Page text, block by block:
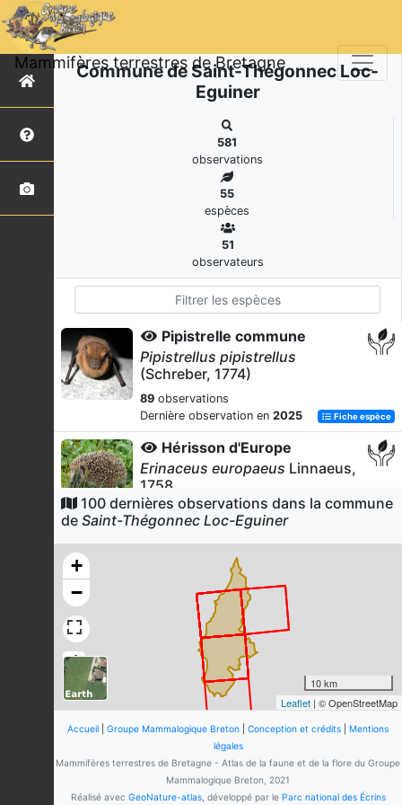
Mammifères terrestres de Bretagne
Commune de Saint-Thégonnec Loc-
Eguiner
581
observations
55
espèces
51
observateurs
Pipistrelle commune
Pipistrellus pipistrellus
(Schreber, 1774)
89 observations
Dernière observation en 2025 Fiche espèce
Hérisson d'Europe
Erinaceus europaeus Linnaeus,
1758
36observations
Dernière observation en2026
Loutre d'Europe
(Linnaeus, 1758)
observations
Dernière observation en
2026
Renard roux
Vulpes vulpes(Linnaeus, 1758)
observations
Taupe d'Europe
Talpa europaeaLinnaeus, 1758
27observations
100 dernières observations dans la commune
de Saint-Thégonnec Loc-Eguiner
+
−
10 km
Leaflet | © OpenStreetMap
Accueil Groupe Mammalogique Breton Conception et crédits
Mentions
légales
Mammifères terrestres de Bretagne - Atlas de la faune et de la flore du Groupe
Mammalogique Breton, 2021
Réalisé avec GeoNature-atlas, développé par le Parc national des Écrins